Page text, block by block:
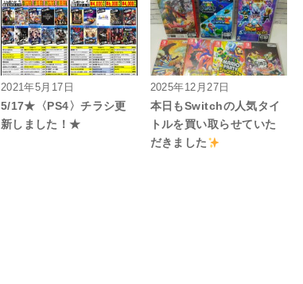
2021年5月17日
5/17★〈PS4〉チラシ更
新しました！★
2025年12月27日
本日もSwitchの人気タイ
トルを買い取らせていた
だきました